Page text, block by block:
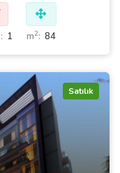
1 m2: 84
Satılık